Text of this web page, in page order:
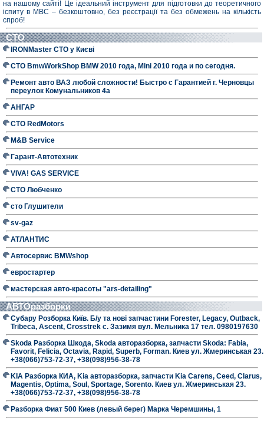
на нашому сайті! Це ідеальний інструмент для підготовки до теоретичного
іспиту в МВС – безкоштовно, без реєстрації та без обмежень на кількість
спроб!
СТО
IRONMaster СТО у Києві
СТО BmwWorkShop BMW 2010 года, Mini 2010 года и по сегодня.
Ремонт авто ВАЗ любой сложности! Быстро с Гарантией г. Черновцы
переулок Комунальников 4а
АНГАР
СТО RedMotors
M&B Service
Гарант-Автотехник
VIVA! GAS SERVICE
СТО Любченко
сто Глушители
sv-gaz
АТЛАНТИС
Автосервис BMWshop
евростартер
мастерская авто-красоты "ars-detailing"
АВТОразборки
Субару Розборка Київ. Б/у та нові запчастини Forester, Legacy, Outback,
Tribeca, Ascent, Crosstrek с. Зазимя вул. Мельника 17 тел. 0980197630
Skoda Разборка Шкода, Skoda авторазборка, запчасти Skoda: Fabia,
Favorit, Felicia, Octavia, Rapid, Superb, Forman. Киев ул. Жмеринськая 23.
+38(066)753-72-37, +38(098)956-38-78
KIA Разборка КИА, Kia авторазборка, запчасти Kia Carens, Ceed, Clarus,
Magentis, Optima, Soul, Sportage, Sorento. Киев ул. Жмеринськая 23.
+38(066)753-72-37, +38(098)956-38-78
Разборка Фиат 500 Киев (левый берег) Марка Черемшины, 1